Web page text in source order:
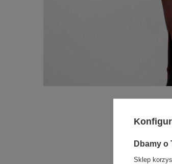
Dbamy o
Sklep